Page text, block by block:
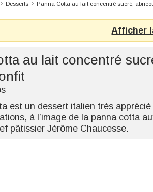
Desserts Panna Cotta au lait concentré sucré,
Afficher
au lait concentré
est un dessert italien très
à l’image de la panna cotta
pâtissier Jérôme Chaucesse.